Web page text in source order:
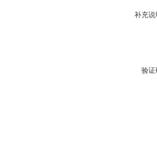
补充说
验证